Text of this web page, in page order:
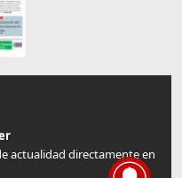
actualidad directamente en